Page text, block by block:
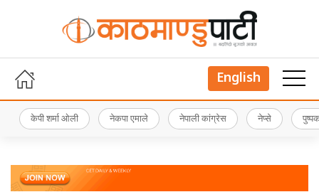
English
केपी शर्मा ओली नेकपा एमाले नेपाली कांग्रेस नेप्से